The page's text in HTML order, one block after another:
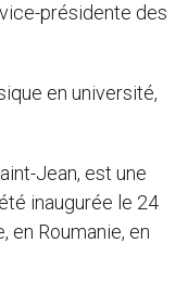
présidente des
en université,
Jean, est une
inaugurée le 24
en Roumanie, en